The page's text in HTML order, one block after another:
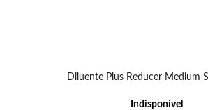
Diluente Plus Reducer Medium
Indisponível